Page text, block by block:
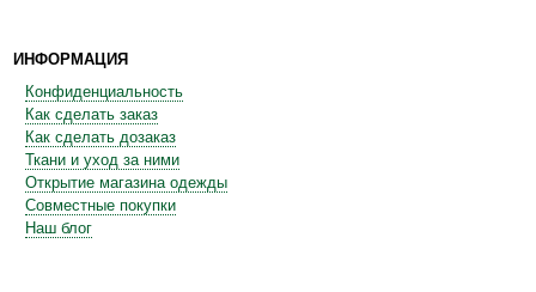
ИНФОРМАЦИЯ
Конфиденциальность
Как сделать заказ
Как сделать дозаказ
Ткани и уход за ними
Открытие магазина одежды
Совместные покупки
Наш блог